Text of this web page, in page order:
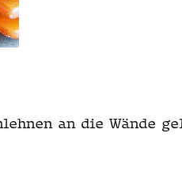
an die Wände